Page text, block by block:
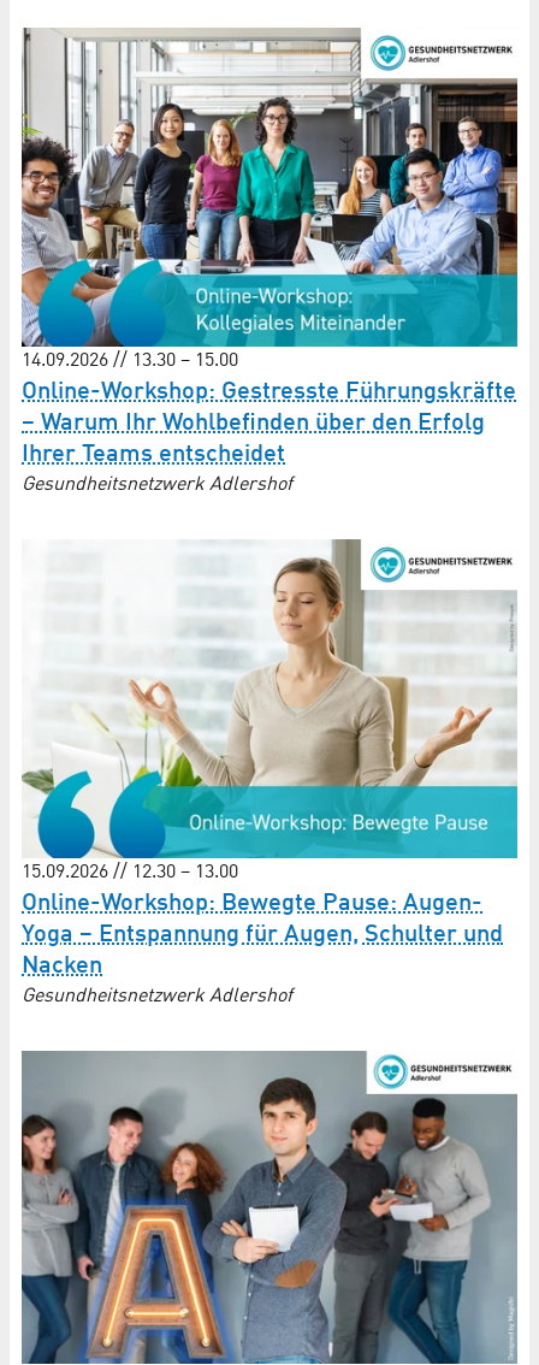
14.09.2026 // 13.30 – 15.00
Online-Workshop: Gestresste Führungskräfte
– Warum Ihr Wohlbefinden über den Erfolg
Ihrer Teams entscheidet
Gesundheitsnetzwerk Adlershof
15.09.2026 // 12.30 – 13.00
Online-Workshop: Bewegte Pause: Augen-
Yoga – Entspannung für Augen, Schulter und
Nacken
Gesundheitsnetzwerk Adlershof